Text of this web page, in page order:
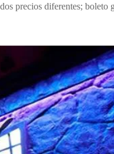
precios diferentes; boleto